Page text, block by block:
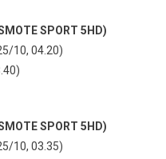
SPORT 5HD)
10, 04.20)
SPORT 5HD)
10, 03.35)